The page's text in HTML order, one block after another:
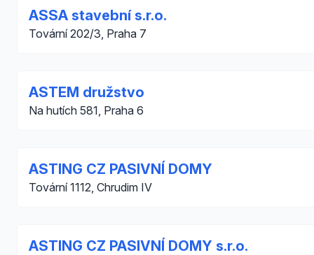
ASSA stavební s.r.o.
Tovární 202/3, Praha 7
ASTEM družstvo
Na hutích 581, Praha 6
ASTING CZ PASIVNÍ DOMY
Tovární 1112, Chrudim IV
ASTING CZ PASIVNÍ DOMY s.r.o.